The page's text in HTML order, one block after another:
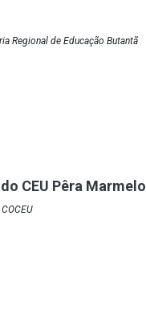
Regional de Educação Butantã
CEU Pêra Marmelo